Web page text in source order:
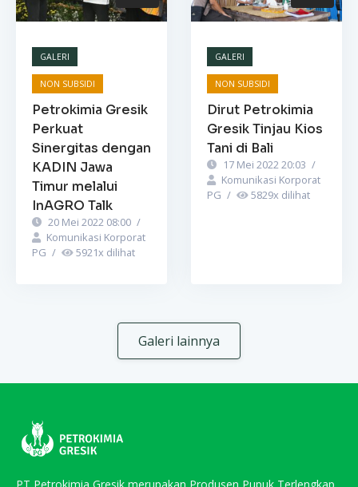
GALERI
NON SUBSIDI
Petrokimia Gresik
Perkuat
Sinergitas dengan
KADIN Jawa
Timur melalui
InAGRO Talk
20 Mei 2022 08:00 /
Komunikasi Korporat
PG / 5921x dilihat
GALERI
NON SUBSIDI
Dirut Petrokimia
Gresik Tinjau Kios
Tani di Bali
17 Mei 2022 20:03 /
Komunikasi Korporat
PG / 5829x dilihat
Galeri lainnya
PT Petrokimia Gresik merupakan Produsen Pupuk Terlengkap